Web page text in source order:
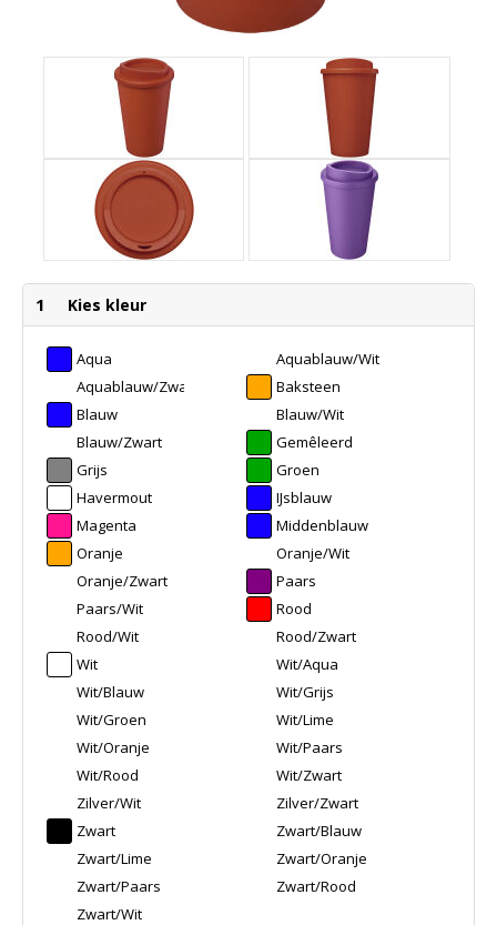
1 Kies kleur
Aqua
Aquablauw/Wit
Aquablauw/Zwart
Baksteen
Blauw
Blauw/Wit
Blauw/Zwart
Gemêleerd
Groen
Grijs
Groen
Havermout
IJsblauw
Magenta
Middenblauw
Oranje
Oranje/Wit
Oranje/Zwart
Paars
Paars/Wit
Rood
Rood/Wit
Rood/Zwart
Wit
Wit/Aqua
Wit/Blauw
Wit/Grijs
Wit/Groen
Wit/Lime
Wit/Oranje
Wit/Paars
Wit/Rood
Wit/Zwart
Zilver/Wit
Zilver/Zwart
Zwart
Zwart/Blauw
Zwart/Lime
Zwart/Oranje
Zwart/Paars
Zwart/Rood
Zwart/Wit